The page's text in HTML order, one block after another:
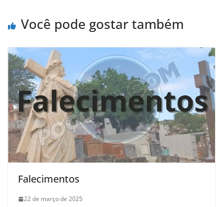
Você pode gostar também
Falecimentos
22 de março de 2025